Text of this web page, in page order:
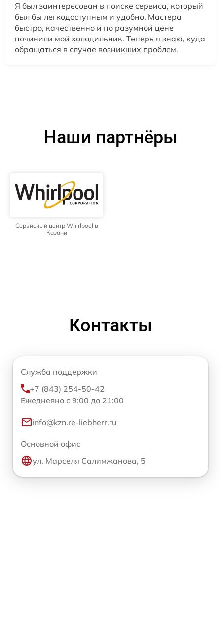
Я был заинтересован в поиске сервиса, который
был бы легкодоступным и удобно. Мастера
быстро, качественно и по разумной цене
починили мой холодильник. Теперь я знаю, куда
обращаться в случае возникших проблем.
Наши партнёры
Сервисный центр Whirlpool в
Казани
Контакты
Служба поддержки
+7 (843) 254-50-42
Ежедневно с 9:00 до 21:00
info@kzn.re-liebherr.ru
Основной офис
ул. Марселя Салимжанова, 5